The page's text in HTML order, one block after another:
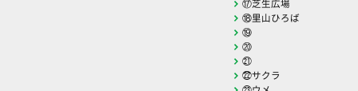
⑰芝生広場
⑱里山ひろば
⑲
⑳
㉑
㉒サクラ